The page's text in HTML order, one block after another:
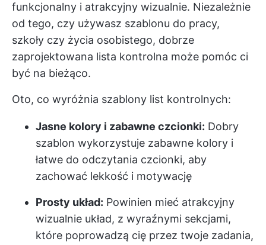
funkcjonalny i atrakcyjny wizualnie. Niezależnie
od tego, czy używasz szablonu do pracy,
szkoły czy życia osobistego, dobrze
zaprojektowana lista kontrolna może pomóc ci
być na bieżąco.
Oto, co wyróżnia szablony list kontrolnych:
Jasne kolory i zabawne czcionki: Dobry
szablon wykorzystuje zabawne kolory i
łatwe do odczytania czcionki, aby
zachować lekkość i motywację
Prosty układ: Powinien mieć atrakcyjny
wizualnie układ, z wyraźnymi sekcjami,
które poprowadzą cię przez twoje zadania,